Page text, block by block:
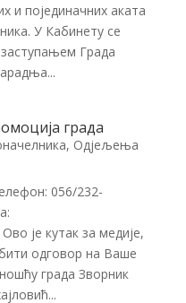
и појединачних аката
У Кабинету се
Града
града
, Одјељења
056/232-
је кутак за медије,
одговор на Ваше
града Зворник